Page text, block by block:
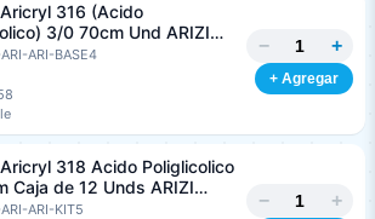
316 (Acido
3/0 70cm Und ARIZI
1/2 Circulo Punta Conica
ARI-BASE4 − +
+ Agregar
318 Acido Poliglicolico
Caja de 12 Unds ARIZI
1/2 Punta Cónica 26mm
ARI-KIT5 − +